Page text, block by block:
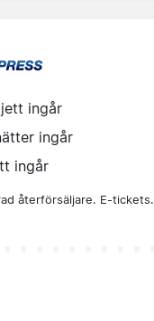
ingår
ingår
ingår
återförsäljare. E-tickets.